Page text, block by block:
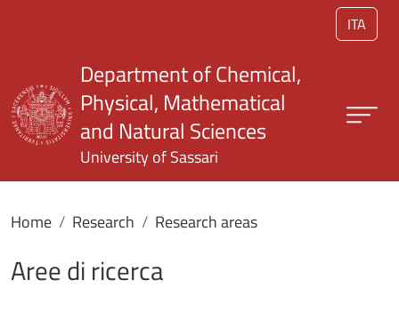
ITA
Department of Chemical,
Physical, Mathematical
and Natural Sciences
University of Sassari
Home Research Research areas
Aree di ricerca